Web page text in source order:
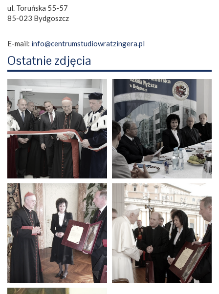
ul. Toruńska 55-57
85-023 Bydgoszcz
E-mail: info@centrumstudiowratzingera.pl
Ostatnie zdjęcia